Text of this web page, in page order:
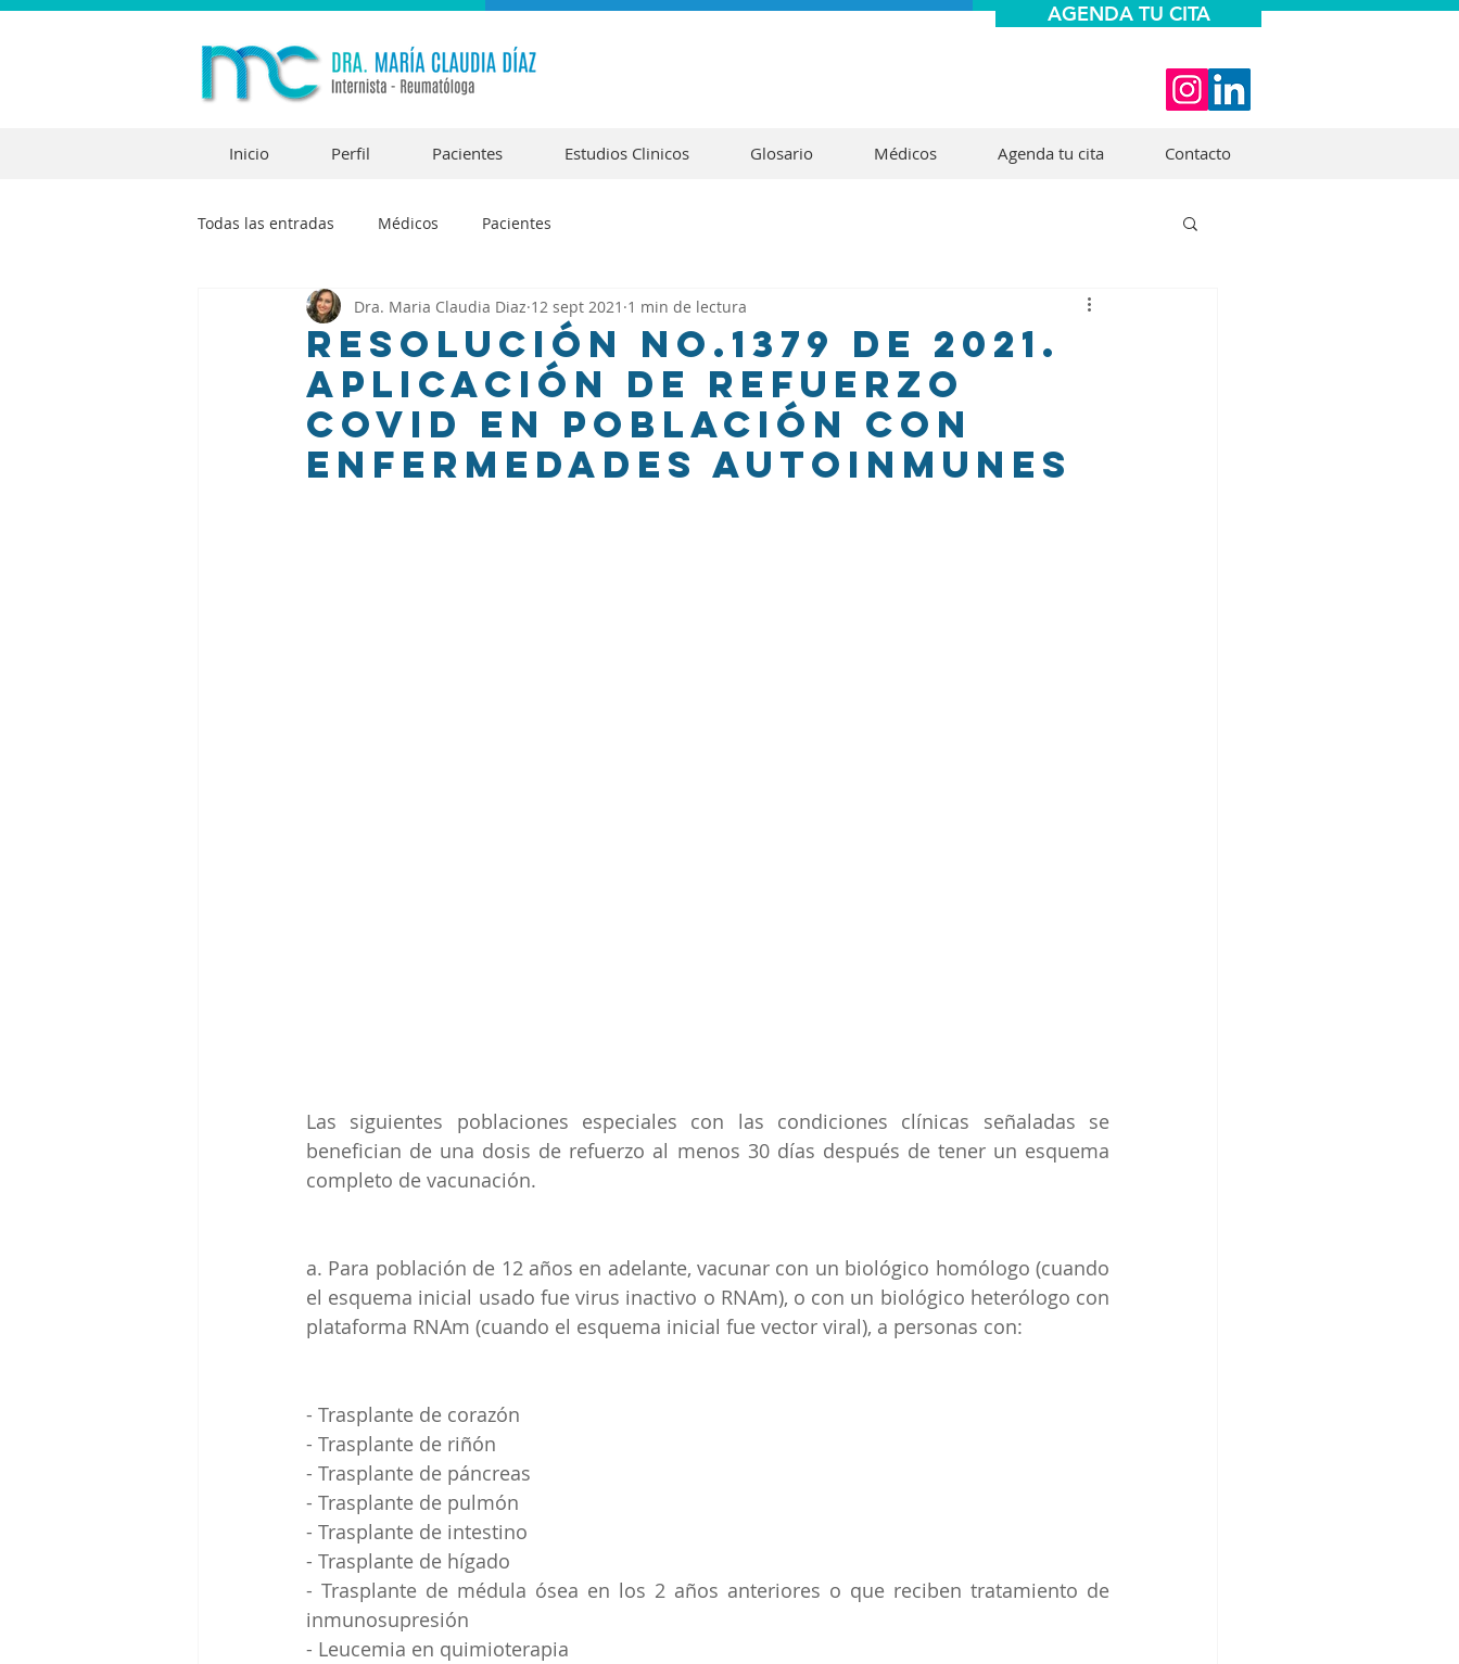
AGENDA TU CITA
Inicio Perfil Pacientes Estudios Clinicos Glosario Médicos Agenda tu cita Contacto
Todas las entradas Médicos Pacientes
Resolución No.1379 de 2021.
Aplicación de refuerzo
Covid en población con
enfermedades autoinmunes
Dra. Maria Claudia Diaz 12 sept 2021 1 min de lectura
Las siguientes poblaciones especiales con las condiciones clínicas señaladas se
benefician de una dosis de refuerzo al menos 30 días después de tener un esquema
completo de vacunación.
a. Para población de 12 años en adelante, vacunar con un biológico homólogo (cuando
el esquema inicial usado fue virus inactivo o RNAm), o con un biológico heterólogo con
plataforma RNAm (cuando el esquema inicial fue vector viral), a personas con:
- Trasplante de corazón
- Trasplante de riñón
- Trasplante de páncreas
- Trasplante de pulmón
- Trasplante de intestino
- Trasplante de hígado
- Trasplante de médula ósea en los 2 años anteriores o que reciben tratamiento de
inmunosupresión
- Leucemia en quimioterapia